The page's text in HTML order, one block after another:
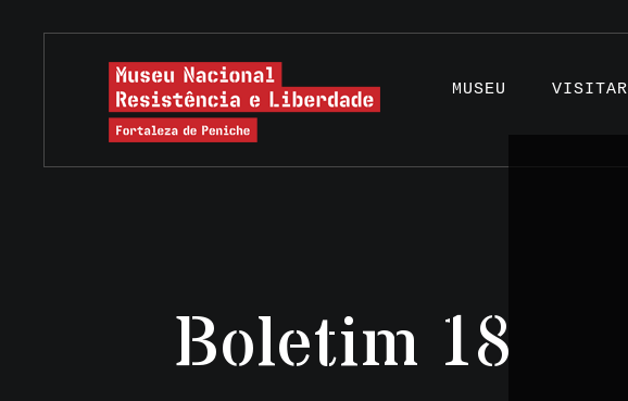
MUSEU VISITAR
Boletim 18